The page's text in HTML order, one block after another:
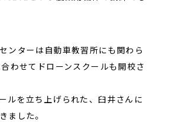
ンターは自動車教習所にも関わら
わせてドローンスクールも開校さ
ルを立ち上げられた、臼井さんに
ました。